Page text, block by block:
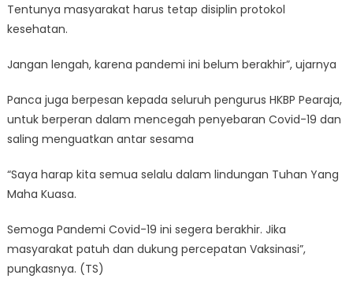
Tentunya masyarakat harus tetap disiplin protokol
kesehatan.
Jangan lengah, karena pandemi ini belum berakhir”, ujarnya
Panca juga berpesan kepada seluruh pengurus HKBP Pearaja,
untuk berperan dalam mencegah penyebaran Covid-19 dan
saling menguatkan antar sesama
“Saya harap kita semua selalu dalam lindungan Tuhan Yang
Maha Kuasa.
Semoga Pandemi Covid-19 ini segera berakhir. Jika
masyarakat patuh dan dukung percepatan Vaksinasi”,
pungkasnya. (TS)